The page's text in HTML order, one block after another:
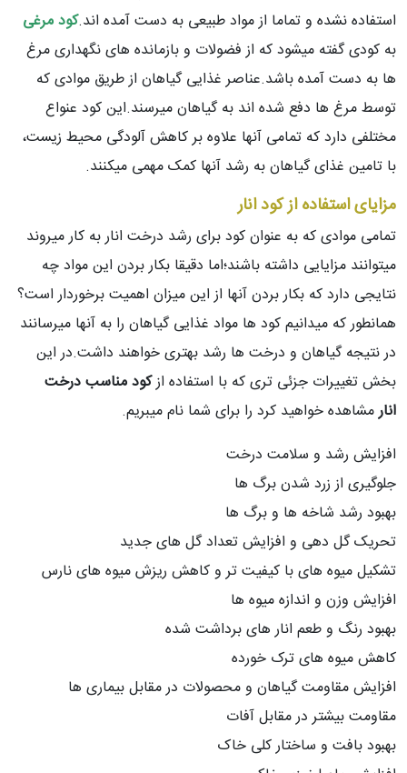
استفاده نشده و تماما از مواد طبیعی به دست آمده اند.کود مرغی
به کودی گفته میشود که از فضولات و بازمانده های نگهداری مرغ
ها به دست آمده باشد.عناصر غذایی گیاهان از طریق موادی که
توسط مرغ ها دفع شده اند به گیاهان میرسند.این کود عنواع
مختلفی دارد که تمامی آنها علاوه بر کاهش آلودگی محیط زیست،
با تامین غذای گیاهان به رشد آنها کمک مهمی میکنند.
مزایای استفاده از کود انار
تمامی موادی که به عنوان کود برای رشد درخت انار به کار میروند
میتوانند مزایایی داشته باشند؛اما دقیقا بکار بردن این مواد چه
نتایجی دارد که بکار بردن آنها از این میزان اهمیت برخوردار است؟
همانطور که میدانیم کود ها مواد غذایی گیاهان را به آنها میرسانند
در نتیجه گیاهان و درخت ها رشد بهتری خواهند داشت.در این
بخش تغییرات جزئی تری که با استفاده ازکود مناسب درخت
انارمشاهده خواهید کرد را برای شما نام میبریم.
افزایش رشد و سلامت درخت
جلوگیری از زرد شدن برگ ها
بهبود رشد شاخه ها و برگ ها
تحریک گل دهی و افزایش تعداد گل های جدید
تشکیل میوه های با کیفیت تر و کاهش ریزش میوه های نارس
افزایش وزن و اندازه میوه ها
بهبود رنگ و طعم انار های برداشت شده
کاهش میوه های ترک خورده
افزایش مقاومت گیاهان و محصولات در مقابل بیماری ها
مقاومت بیشتر در مقابل آفات
بهبود بافت و ساختار کلی خاک